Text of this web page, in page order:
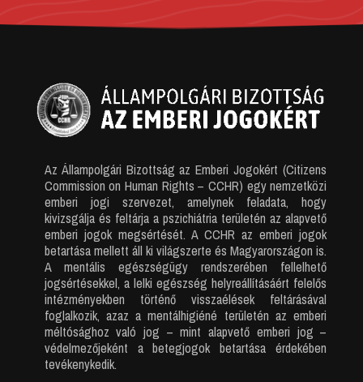
Az Állampolgári Bizottság az Emberi Jogokért (Citizens
Commission on Human Rights – CCHR) egy nemzetközi
emberi jogi szervezet, amelynek feladata, hogy
kivizsgálja és feltárja a pszichiátria területén az alapvető
emberi jogok megsértését. A CCHR az emberi jogok
betartása mellett áll ki világszerte és Magyarországon is.
A mentális egészségügy rendszerében fellelhető
jogsértésekkel, a lelki egészség helyreállításáért felelős
intézményekben történő visszaélések feltárásával
foglalkozik, azaz a mentálhigiéné területén az emberi
méltósághoz való jog – mint alapvető emberi jog –
védelmezőjeként a betegjogok betartása érdekében
tevékenykedik.